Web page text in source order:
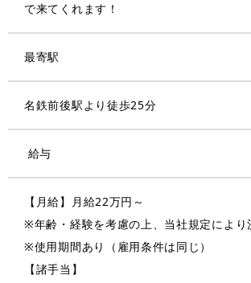
で来てくれます！
最寄駅
名鉄前後駅より徒歩25分
給与
【月給】月給22万円～
※年齢・経験を考慮の上、当社規定により
※使用期間あり（雇用条件は同じ）
【諸手当】